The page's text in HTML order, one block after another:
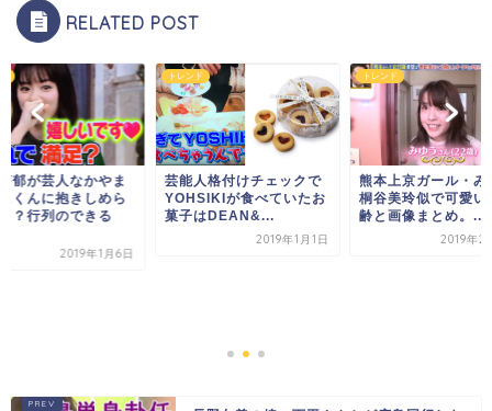
RELATED POST
郁が芸人なかやま
くんに抱きしめら
？行列のできる
2019年1月6日
トレンド
芸能人格付けチェックで
YOHSIKIが食べていたお
菓子はDEAN&...
2019年1月1日
トレンド
熊本上京ガール・み
桐谷美玲似で可愛い
齢と画像まとめ。...
2019年2